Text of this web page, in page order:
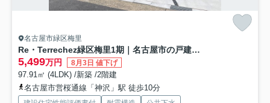
名古屋市緑区梅里
Re・Terrechez緑区梅里1期｜名古屋市の戸建ならホームアップ
5,499万円 8月3日 値下げ
97.91㎡ (4LDK) /新築 /2階建
名古屋市営桜通線「神沢」駅 徒歩10分